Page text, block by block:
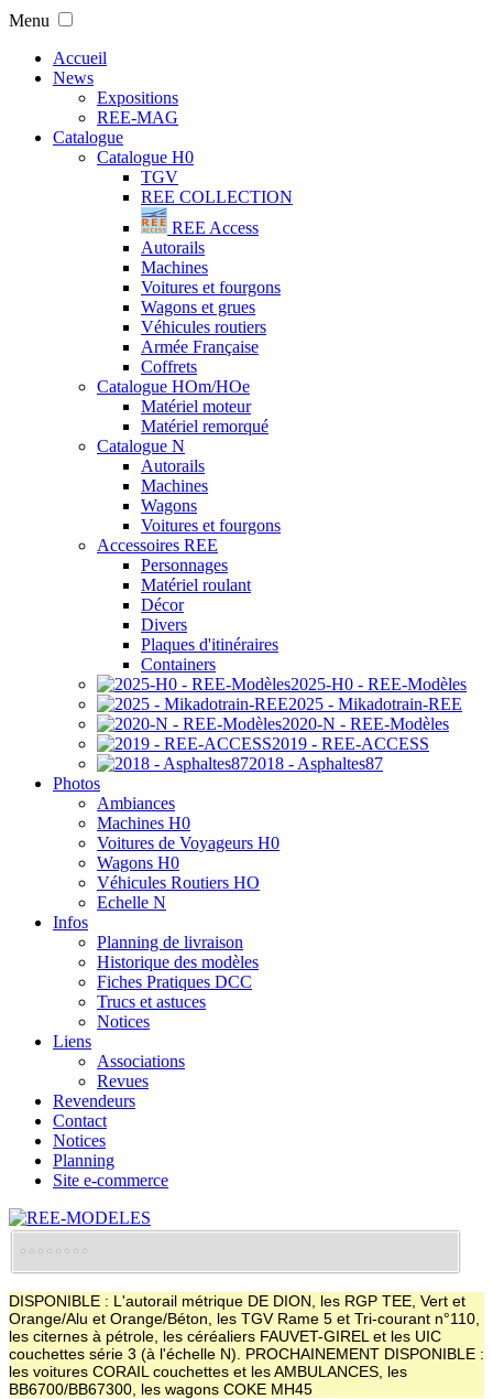
Menu
Accueil
News
Expositions
REE-MAG
Catalogue
Catalogue H0
TGV
REE COLLECTION
REE Access
Autorails
Machines
Voitures et fourgons
Wagons et grues
Véhicules routiers
Armée Française
Coffrets
Catalogue HOm/HOe
Matériel moteur
Matériel remorqué
Catalogue N
Autorails
Machines
Wagons
Voitures et fourgons
Accessoires REE
Personnages
Matériel roulant
Décor
Divers
Plaques d'itinéraires
Containers
2025-H0 - REE-Modèles
2025 - Mikadotrain-REE
2020-N - REE-Modèles
2019 - REE-ACCESS
2018 - Asphaltes87
Photos
Ambiances
Machines H0
Voitures de Voyageurs H0
Wagons H0
Véhicules Routiers HO
Echelle N
Infos
Planning de livraison
Historique des modèles
Fiches Pratiques DCC
Trucs et astuces
Notices
Liens
Associations
Revues
Revendeurs
Contact
Notices
Planning
Site e-commerce
DISPONIBLE : L'autorail métrique DE DION, les RGP TEE, Vert et
Orange/Alu et Orange/Béton, les TGV Rame 5 et Tri-courant n°110,
les citernes à pétrole, les céréaliers FAUVET-GIREL et les UIC
couchettes série 3 (à l'échelle N). PROCHAINEMENT DISPONIBLE :
les voitures CORAIL couchettes et les AMBULANCES, les
BB6700/BB67300, les wagons COKE MH45